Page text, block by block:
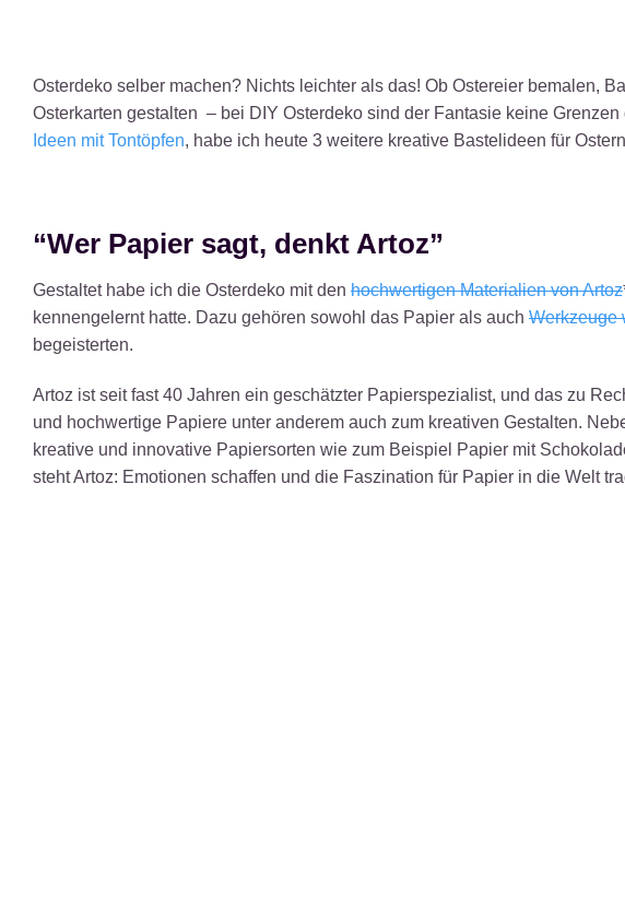
Osterdeko selber machen? Nichts leichter als das! Ob Ostereier bemalen,
Osterkarten gestalten – bei DIY Osterdeko sind der Fantasie keine
Ideen mit Tontöpfen, habe ich heute 3 weitere kreative Bastelideen für
“Wer Papier sagt, denkt Artoz”
Gestaltet habe ich die Osterdeko mit den hochwertigen Materialien von Artoz
kennengelernt hatte. Dazu gehören sowohl das Papier als auch Werkzeuge
begeisterten.
Artoz ist seit fast 40 Jahren ein geschätzter Papierspezialist, und das zu
und hochwertige Papiere unter anderem auch zum kreativen Gestalten.
kreative und innovative Papiersorten wie zum Beispiel Papier mit
steht Artoz: Emotionen schaffen und die Faszination für Papier in die Welt